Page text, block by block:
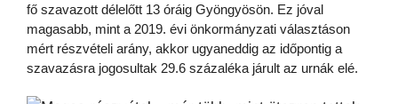
fő szavazott délelőtt 13 óráig Gyöngyösön. Ez jóval
magasabb, mint a 2019. évi önkormányzati választáson
mért részvételi arány, akkor ugyaneddig az időpontig a
szavazásra jogosultak 29.6 százaléka járult az urnák elé.